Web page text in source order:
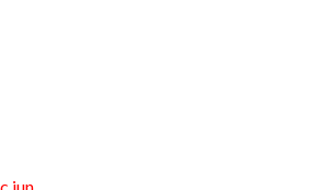
jun.